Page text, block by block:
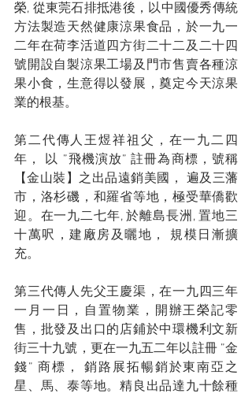
榮, 從東莞石排抵港後，以中國優秀傳統
方法製造天然健康涼果食品，於一九一
二年在荷李活道四方街二十二及二十四
號開設自製涼果工場及門市售賣各種涼
果小食，生意得以發展，奠定今天涼果
業的根基。
第二代傳人王煜祥祖父，在一九二四
年， 以 ”飛機演放” 註冊為商標，號稱
【金山裝】之出品遠銷美國， 遍及三藩
市，洛杉磯，和羅省等地，極受華僑歡
迎。在一九二七年, 於離島長洲, 置地三
十萬呎，建廠房及曬地， 規模日漸擴
充。
第三代傳人先父王慶渠，在一九四三年
一月一日，自置物業，開辦王榮記零
售，批發及出口的店鋪於中環機利文新
街三十九號，更在一九五二年以註冊 ”金
錢” 商標， 銷路展拓暢銷於東南亞之
星、馬、泰等地。精良出品達九十餘種